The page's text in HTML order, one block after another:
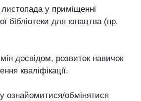
листопада у приміщенні
бібліотеки для юнацтва (пр.
досвідом, розвиток навичок
кваліфікації.
ознайомитися/обмінятися